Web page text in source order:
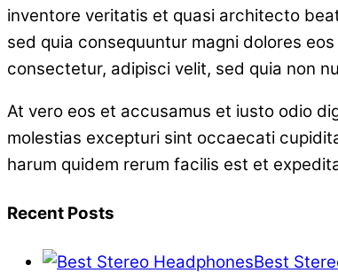
inventore veritatis et quasi architecto
sed quia consequuntur magni dolores
consectetur, adipisci velit, sed quia non
At vero eos et accusamus et iusto odio
molestias excepturi sint occaecati
harum quidem rerum facilis est et
Recent Posts
Best